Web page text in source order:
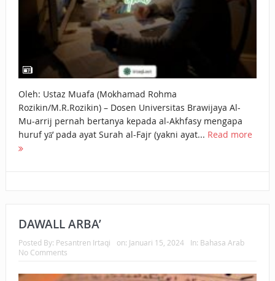
Oleh: Ustaz Muafa (Mokhamad Rohma
Rozikin/M.R.Rozikin) – Dosen Universitas Brawijaya Al-
Mu-arrij pernah bertanya kepada al-Akhfasy mengapa
huruf yā’ pada ayat Surah al-Fajr (yakni ayat... Read more
DAWALL ARBA’
Posted By: Pesantren Irtaqi on: Januari 15, 2024 In: Bahasa Arab
No Comments